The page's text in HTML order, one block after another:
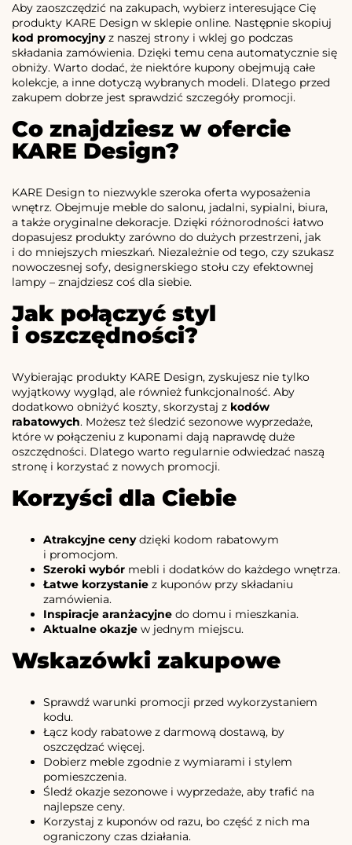
Aby zaoszczędzić na zakupach, wybierz interesujące Cię
produkty KARE Design w sklepie online. Następnie skopiuj
kod promocyjnyz naszej strony i wklej go podczas
składania zamówienia. Dzięki temu cena automatycznie się
obniży. Warto dodać, że niektóre kupony obejmują całe
kolekcje, a inne dotyczą wybranych modeli. Dlatego przed
zakupem dobrze jest sprawdzić szczegóły promocji.
Co znajdziesz w ofercie
KARE Design?
KARE Design to niezwykle szeroka oferta wyposażenia
wnętrz. Obejmuje meble do salonu, jadalni, sypialni, biura,
a także oryginalne dekoracje. Dzięki różnorodności łatwo
dopasujesz produkty zarówno do dużych przestrzeni, jak
i do mniejszych mieszkań. Niezależnie od tego, czy szukasz
nowoczesnej sofy, designerskiego stołu czy efektownej
lampy – znajdziesz coś dla siebie.
Jak połączyć styl
i oszczędności?
Wybierając produkty KARE Design, zyskujesz nie tylko
wyjątkowy wygląd, ale również funkcjonalność. Aby
dodatkowo obniżyć koszty, skorzystaj z kodów
rabatowych. Możesz też śledzić sezonowe wyprzedaże,
które w połączeniu z kuponami dają naprawdę duże
oszczędności. Dlatego warto regularnie odwiedzać naszą
stronę i korzystać z nowych promocji.
Korzyści dla Ciebie
Atrakcyjne cenydzięki kodom rabatowym
i promocjom.
Szeroki wybór mebli i dodatków do każdego wnętrza.
Łatwe korzystanie z kuponów przy składaniu
zamówienia.
Inspiracje aranżacyjne do domu i mieszkania.
Aktualne okazje w jednym miejscu.
Wskazówki zakupowe
Sprawdź warunki promocji przed wykorzystaniem
kodu.
Łącz kody rabatowe z darmową dostawą, by
oszczędzać więcej.
Dobierz meble zgodnie z wymiarami i stylem
pomieszczenia.
Śledź okazje sezonowe i wyprzedaże, aby trafić na
najlepsze ceny.
Korzystaj z kuponów od razu, bo część z nich ma
ograniczony czas działania.